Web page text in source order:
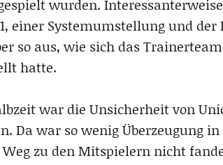
wurden.
einer Systemumstellung und
so aus, wie sich das
hatte.
war die Unsicherheit von
Da war so wenig Überzeugung
zu den Mitspielern nicht